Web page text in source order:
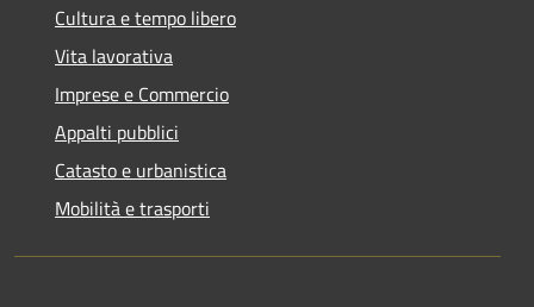
Cultura e tempo libero
Vita lavorativa
Imprese e Commercio
Appalti pubblici
Catasto e urbanistica
Mobilità e trasporti